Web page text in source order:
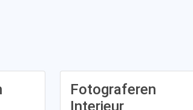
Fotograferen
Interieur